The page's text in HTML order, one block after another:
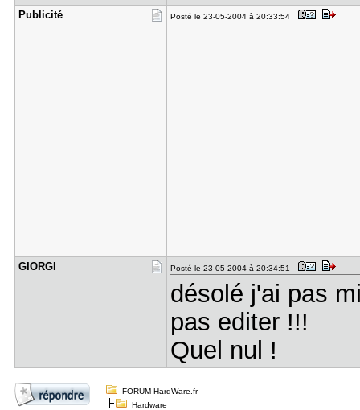
Publicité Posté le 23-05-2004 à 20:33:54
GIORGI Posté le 23-05-2004 à 20:34:51
désolé j'ai pas
pas editer !!!
Quel nul !
FORUM HardWare.fr
Hardware